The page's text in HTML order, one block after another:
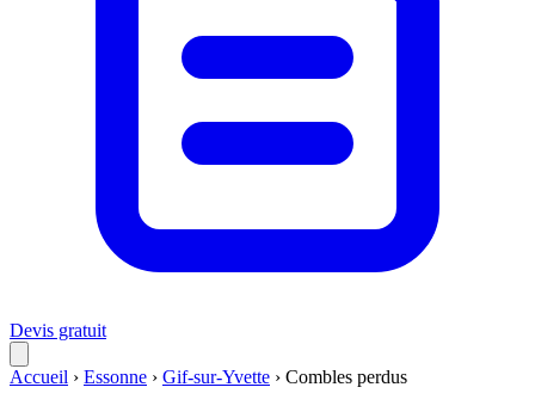
Devis gratuit
Accueil › Essonne › Gif-sur-Yvette › Combles perdus